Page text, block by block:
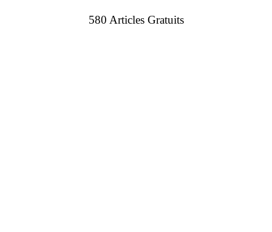
580 Articles Gratuits